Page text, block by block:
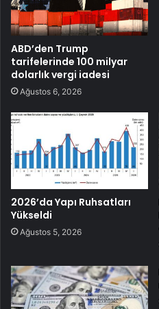
ABD’den Trump
tarifelerinde 100 milyar
dolarlık vergi iadesi
Ağustos 6, 2026
2026’da Yapı Ruhsatları
Yükseldi
Ağustos 5, 2026